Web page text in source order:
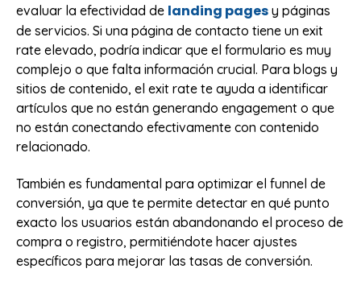
evaluar la efectividad de landing pages y páginas
de servicios. Si una página de contacto tiene un exit
rate elevado, podría indicar que el formulario es muy
complejo o que falta información crucial. Para blogs y
sitios de contenido, el exit rate te ayuda a identificar
artículos que no están generando engagement o que
no están conectando efectivamente con contenido
relacionado.
También es fundamental para optimizar el funnel de
conversión, ya que te permite detectar en qué punto
exacto los usuarios están abandonando el proceso de
compra o registro, permitiéndote hacer ajustes
específicos para mejorar las tasas de conversión.